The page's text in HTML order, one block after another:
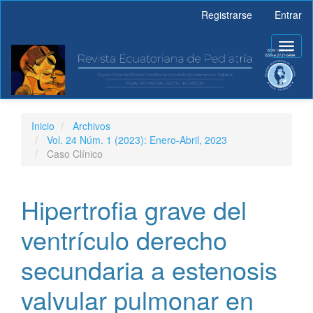
principal
Barra
lateral
Registrarse Entrar
Inicio
Archivos
Vol. 24 Núm. 1 (2023): Enero-Abril, 2023
Caso Clínico
Hipertrofia grave del
ventrículo derecho
secundaria a estenosis
valvular pulmonar en